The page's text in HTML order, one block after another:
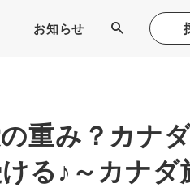
お知らせ
重み？カナ
る♪～カナダ